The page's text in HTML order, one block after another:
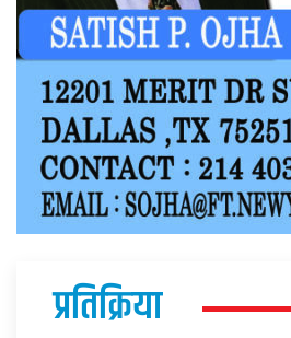
प्रतिक्रिया